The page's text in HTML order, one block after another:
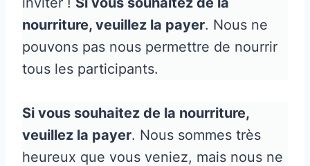
nourriture, veuillez la payer. Nous ne
pouvons pas nous permettre de nourrir
tous les participants.
Si vous souhaitez de la nourriture,
veuillez la payer. Nous sommes très
heureux que vous veniez, mais nous ne